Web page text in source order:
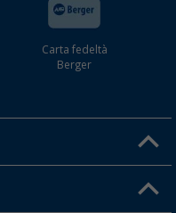
Carta fedeltà
Berger